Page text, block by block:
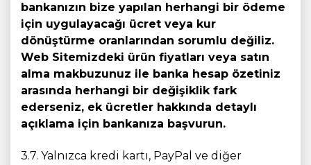
bankanızın bize yapılan herhangi bir ödeme
için uygulayacağı ücret veya kur
dönüştürme oranlarından sorumlu değiliz.
Web Sitemizdeki ürün fiyatları veya satın
alma makbuzunuz ile banka hesap özetiniz
arasında herhangi bir değişiklik fark
ederseniz, ek ücretler hakkında detaylı
açıklama için bankanıza başvurun.
3.7. Yalnızca kredi kartı, PayPal ve diğer